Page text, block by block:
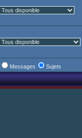
Messages Sujets